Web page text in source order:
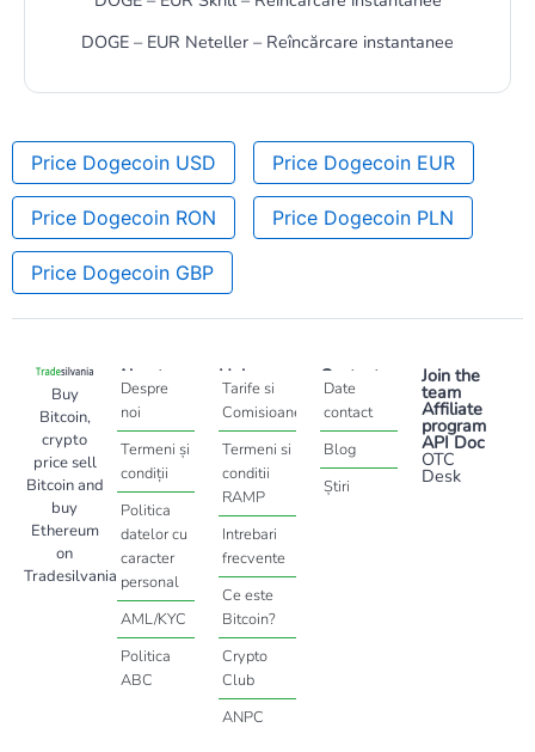
DOGE – EUR Neteller – Reîncărcare instantanee
Price Dogecoin USD Price Dogecoin EUR
Price Dogecoin RON Price Dogecoin PLN
Price Dogecoin GBP
Buy
Bitcoin,
crypto
price sell
Bitcoin and
buy
Ethereum
on
Tradesilvania
About
Despre
noi
Termeni și
condiții
Politica
datelor cu
caracter
personal
AML/KYC
Politica
ABC
Help
Tarife si
Comisioane
Termeni si
conditii
RAMP
Intrebari
frecvente
Ce este
Bitcoin?
Crypto
Club
ANPC
Contact
Date
contact
Blog
Știri
Join the
team
Affiliate
program
API Doc
OTC
Desk